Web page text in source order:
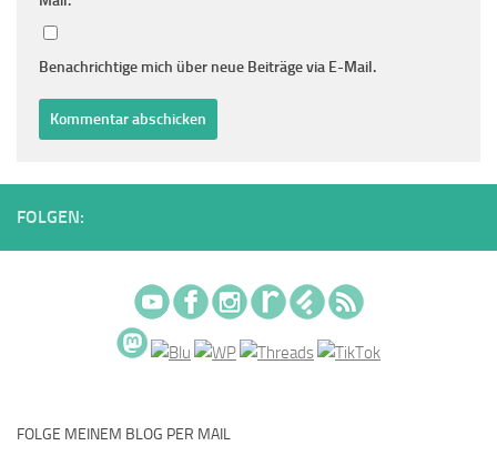
Benachrichtige mich über neue Beiträge via E-Mail.
FOLGEN:
FOLGE MEINEM BLOG PER MAIL